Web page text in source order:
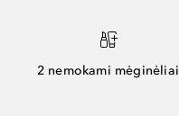
2 nemokami mėginėliai